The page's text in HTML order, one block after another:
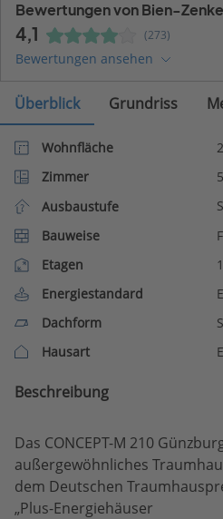
Bewertungen von Bien-
4,1 (273)
Bewertungen ansehen
Überblick Grundriss
Wohnfläche
Zimmer
5
Ausbaustufe
Bauweise
Etagen
Energiestandard
Dachform
Hausart
Beschreibung
Das CONCEPT-M 210
außergewöhnliches
dem Deutschen
„Plus-Energiehäuser